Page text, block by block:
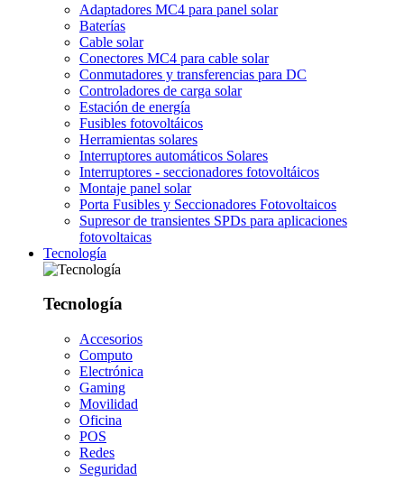
Adaptadores MC4 para panel solar
Baterías
Cable solar
Conectores MC4 para cable solar
Conmutadores y transferencias para DC
Controladores de carga solar
Estación de energía
Fusibles fotovoltáicos
Herramientas solares
Interruptores automáticos Solares
Interruptores - seccionadores fotovoltáicos
Montaje panel solar
Porta Fusibles y Seccionadores Fotovoltaicos
Supresor de transientes SPDs para aplicaciones
fotovoltaicas
Tecnología
Tecnología
Accesorios
Computo
Electrónica
Gaming
Movilidad
Oficina
POS
Redes
Seguridad